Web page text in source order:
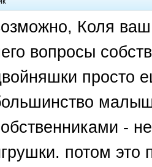
Коля ваш
вопросы
просто
-
потом это